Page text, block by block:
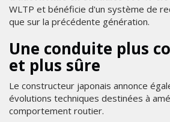
WLTP et bénéficie d'un système de
que sur la précédente génération.
Une conduite plus
et plus sûre
Le constructeur japonais annonce
évolutions techniques destinées à
comportement routier.